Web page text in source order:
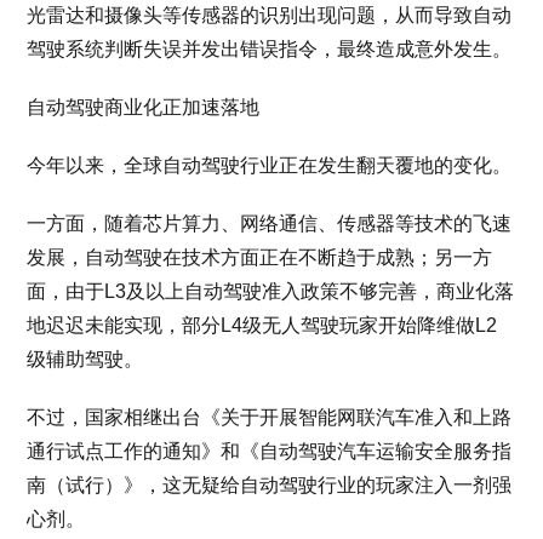
光雷达和摄像头等传感器的识别出现问题，从而导致自动
驾驶系统判断失误并发出错误指令，最终造成意外发生。
自动驾驶商业化正加速落地
今年以来，全球自动驾驶行业正在发生翻天覆地的变化。
一方面，随着芯片算力、网络通信、传感器等技术的飞速
发展，自动驾驶在技术方面正在不断趋于成熟；另一方
面，由于L3及以上自动驾驶准入政策不够完善，商业化落
地迟迟未能实现，部分L4级无人驾驶玩家开始降维做L2
级辅助驾驶。
不过，国家相继出台《关于开展智能网联汽车准入和上路
通行试点工作的通知》和《自动驾驶汽车运输安全服务指
南（试行）》，这无疑给自动驾驶行业的玩家注入一剂强
心剂。